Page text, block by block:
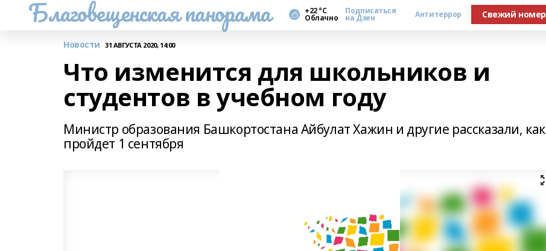
Благовещенская панорама +22 °С
Облачно
Подписаться
на Дзен Антитеррор Свежий номер
Новости 31 АВГУСТА 2020, 14:00
Что изменится для школьников и
студентов в учебном году
Министр образования Башкортостана Айбулат Хажин и другие рассказали, как
пройдет 1 сентября